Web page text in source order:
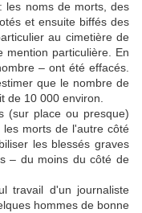
les noms de morts, des
et ensuite biffés des
au cimetière de
mention particulière. En
– ont été effacés.
que le nombre de
de 10 000 environ.
(sur place ou presque)
morts de l'autre côté
les blessés graves
– du moins du côté de
travail d'un journaliste
hommes de bonne